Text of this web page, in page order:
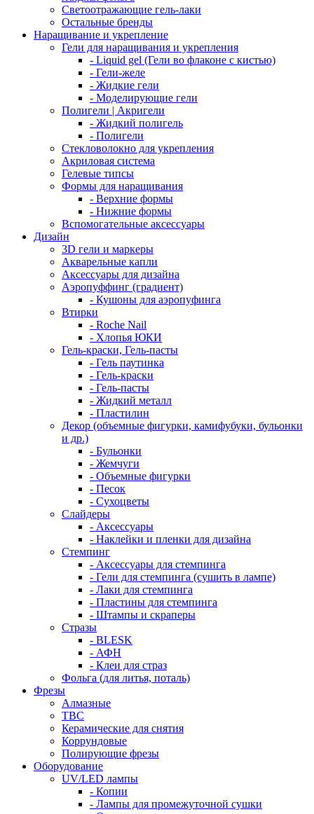
Светоотражающие гель-лаки
Остальные бренды
Наращивание и укрепление
Гели для наращивания и укрепления
- Liquid gel (Гели во флаконе с кистью)
- Гели-желе
- Жидкие гели
- Моделирующие гели
Полигели | Акригели
- Жидкий полигель
- Полигели
Стекловолокно для укрепления
Акриловая система
Гелевые типсы
Формы для наращивания
- Верхние формы
- Нижние формы
Вспомогательные аксессуары
Дизайн
3D гели и маркеры
Акварельные капли
Аксессуары для дизайна
Аэропуффинг (градиент)
- Кушоны для аэропуфинга
Втирки
- Roche Nail
- Хлопья ЮКИ
Гель-краски, Гель-пасты
- Гель паутинка
- Гель-краски
- Гель-пасты
- Жидкий металл
- Пластилин
Декор (объемные фигурки, камифубуки, бульонки
и др.)
- Бульонки
- Жемчуги
- Объемные фигурки
- Песок
- Сухоцветы
Слайдеры
- Аксессуары
- Наклейки и пленки для дизайна
Стемпинг
- Аксессуары для стемпинга
- Гели для стемпинга (сушить в лампе)
- Лаки для стемпинга
- Пластины для стемпинга
- Штампы и скраперы
Стразы
- BLESK
- АФН
- Клеи для страз
Фольга (для литья, поталь)
Фрезы
Алмазные
ТВС
Керамические для снятия
Коррундовые
Полирующие фрезы
Оборудование
UV/LED лампы
- Копии
- Лампы для промежуточной сушки